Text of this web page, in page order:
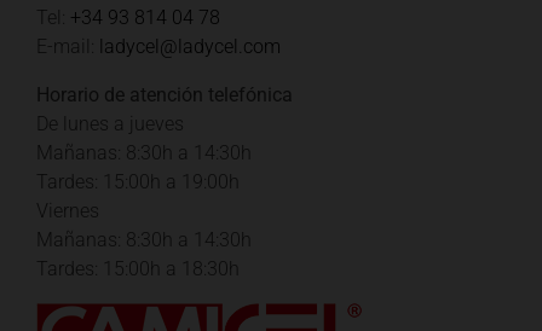
Tel: +34 93 814 04 78
E-mail: ladycel@ladycel.com
Horario de atención telefónica
De lunes a jueves
Mañanas: 8:30h a 14:30h
Tardes: 15:00h a 19:00h
Viernes
Mañanas: 8:30h a 14:30h
Tardes: 15:00h a 18:30h